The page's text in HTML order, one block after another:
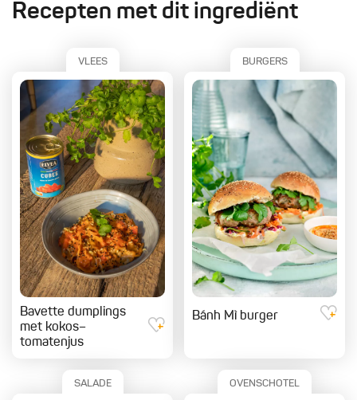
Recepten met dit ingrediënt
VLEES
Bavette dumplings
met kokos–
tomatenjus
BURGERS
Bánh Mì burger
SALADE OVENSCHOTEL